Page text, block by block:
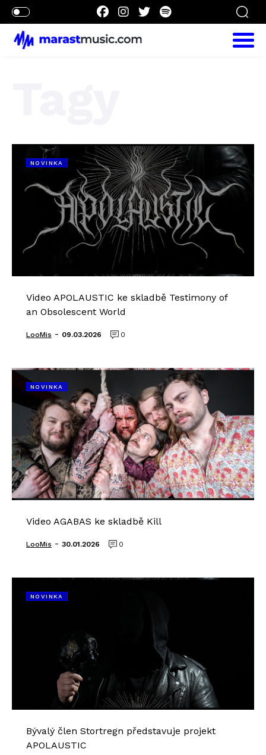
NOVINKA
Video APOLAUSTIC ke skladbě Testimony of
an Obsolescent World
LooMis - 09.03.2026 0
NOVINKA
Video AGABAS ke skladbě Kill
LooMis - 30.01.2026 0
NOVINKA
Bývalý člen Stortregn představuje projekt
APOLAUSTIC